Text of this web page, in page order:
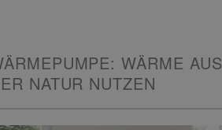
WÄRME AUS
NATUR NUTZEN